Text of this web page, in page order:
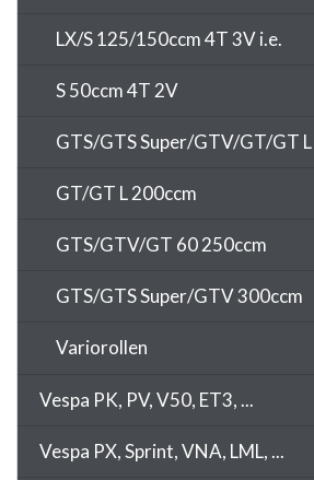
LX/S 125/150ccm 4T 3V i.e.
S 50ccm 4T 2V
GTS/GTS Super/GTV/GT/GT
GT/GT L 200ccm
GTS/GTV/GT 60 250ccm
GTS/GTS Super/GTV 300ccm
Variorollen
Vespa PK, PV, V50, ET3, ...
Vespa PX, Sprint, VNA, LML, ...